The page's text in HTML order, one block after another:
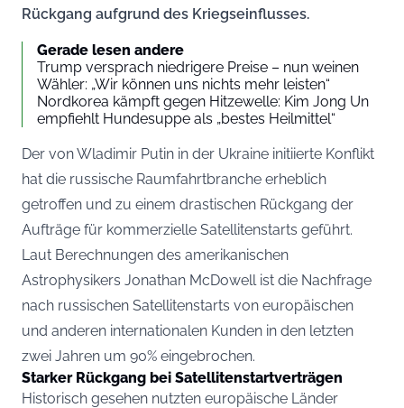
Rückgang aufgrund des Kriegseinflusses.
Gerade lesen andere
Trump versprach niedrigere Preise – nun weinen
Wähler: „Wir können uns nichts mehr leisten“
Nordkorea kämpft gegen Hitzewelle: Kim Jong Un
empfiehlt Hundesuppe als „bestes Heilmittel“
Der von Wladimir Putin in der Ukraine initiierte Konflikt
hat die russische Raumfahrtbranche erheblich
getroffen und zu einem drastischen Rückgang der
Aufträge für kommerzielle Satellitenstarts geführt.
Laut Berechnungen des amerikanischen
Astrophysikers Jonathan McDowell ist die Nachfrage
nach russischen Satellitenstarts von europäischen
und anderen internationalen Kunden in den letzten
zwei Jahren um 90% eingebrochen.
Starker Rückgang bei Satellitenstartverträgen
Historisch gesehen nutzten europäische Länder